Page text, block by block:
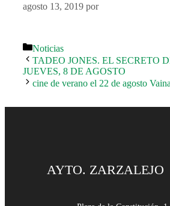
agosto 13, 2019 por
Categorías
Noticias
TADEO JONES. EL SECRETO
JUEVES, 8 DE AGOSTO
cine de verano el 22 de agosto Vaina
AYTO. ZARZALEJO